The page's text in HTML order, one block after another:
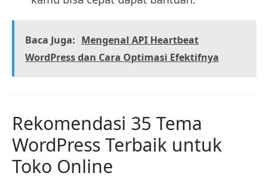
Baca Juga: Mengenal API Heartbeat
WordPress dan Cara Optimasi Efektifnya
Rekomendasi 35 Tema
WordPress Terbaik untuk
Toko Online